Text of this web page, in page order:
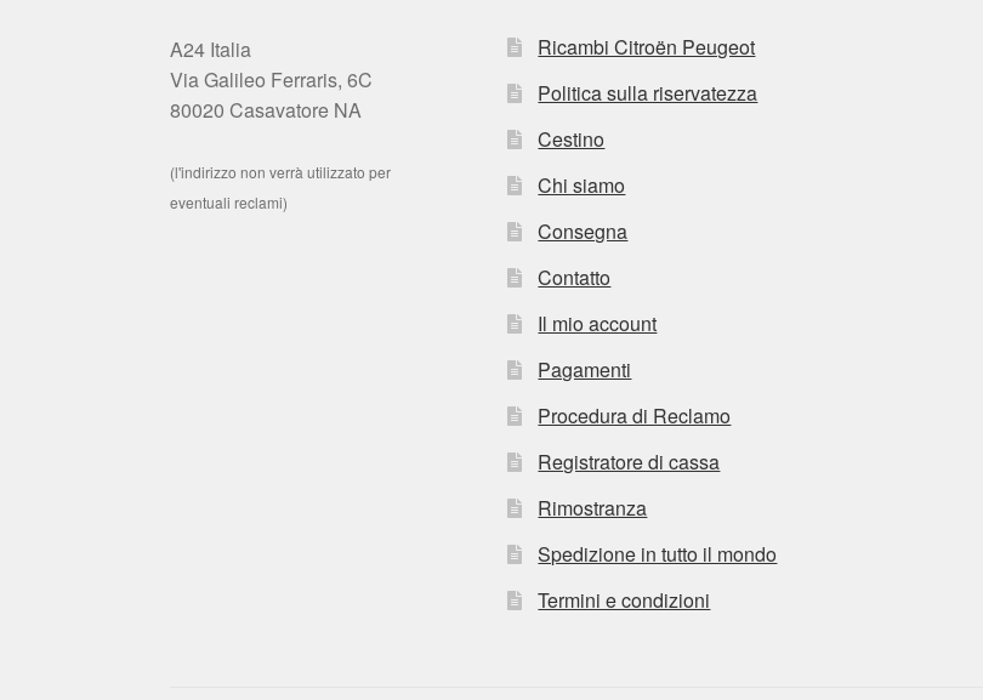
A24 Italia
Via Galileo Ferraris, 6C
80020 Casavatore NA
(l'indirizzo non verrà utilizzato per
eventuali reclami)
Ricambi Citroën Peugeot
Politica sulla riservatezza
Cestino
Chi siamo
Consegna
Contatto
Il mio account
Pagamenti
Procedura di Reclamo
Registratore di cassa
Rimostranza
Spedizione in tutto il mondo
Termini e condizioni